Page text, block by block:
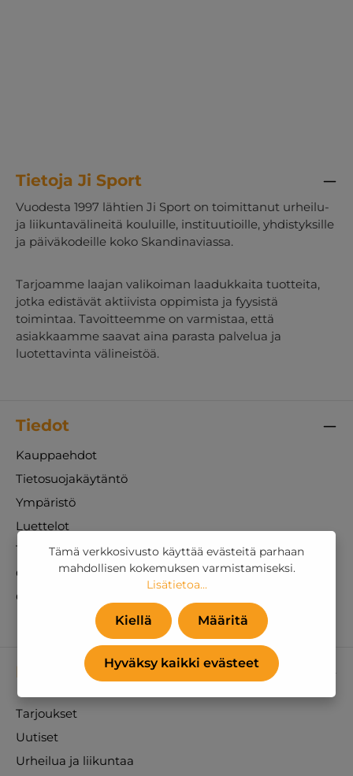
Tietoja Ji Sport
Vuodesta 1997 lähtien Ji Sport on toimittanut urheilu-
ja liikuntavälineitä kouluille, instituutioille, yhdistyksille
ja päiväkodeille koko Skandinaviassa.
Tarjoamme laajan valikoiman laadukkaita tuotteita,
jotka edistävät aktiivista oppimista ja fyysistä
toimintaa. Tavoitteemme on varmistaa, että
asiakkaamme saavat aina parasta palvelua ja
luotettavinta välineistöä.
Tiedot
Kauppaehdot
Tietosuojakäytäntö
Ympäristö
Luettelot
Tietoja yrityksestä
Ota yhteyttä
Oma tili
Kategoriat
Tarjoukset
Uutiset
Urheilua ja liikuntaa
Tämä verkkosivusto käyttää evästeitä parhaan
mahdollisen kokemuksen varmistamiseksi.
Lisätietoa...
Kiellä Määritä
Hyväksy kaikki evästeet